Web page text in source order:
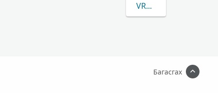
VRBA-ЫН/ИЙН
Багасгах